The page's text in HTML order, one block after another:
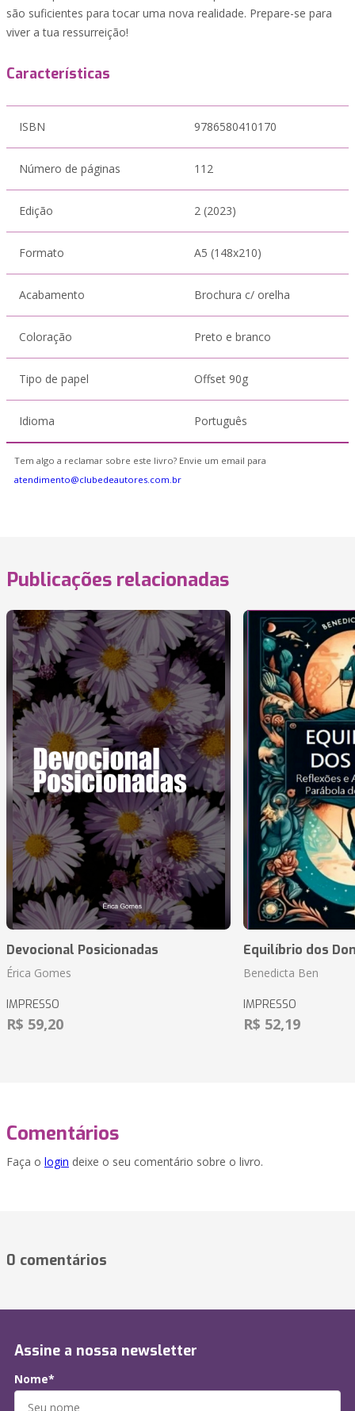
são suficientes para tocar uma nova realidade. Prepare-se para
viver a tua ressurreição!
Características
ISBN 9786580410170
Número de páginas 112
Edição 2 (2023)
Formato A5 (148x210)
Acabamento Brochura c/ orelha
Coloração Preto e branco
Tipo de papel Offset 90g
Idioma Português
Tem algo a reclamar sobre este livro? Envie um email para
atendimento@clubedeautores.com.br
Publicações relacionadas
Devocional Posicionadas
Érica Gomes
IMPRESSO
R$ 59,20
Equilíbrio dos
Benedicta Ben
IMPRESSO
R$ 52,19
Comentários
Faça o login deixe o seu comentário sobre o livro.
0 comentários
Assine a nossa newsletter
Nome*